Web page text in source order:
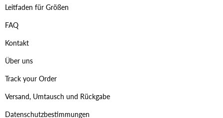
Leitfaden für Größen
FAQ
Kontakt
Über uns
Track your Order
Versand, Umtausch und Rückgabe
Datenschutzbestimmungen